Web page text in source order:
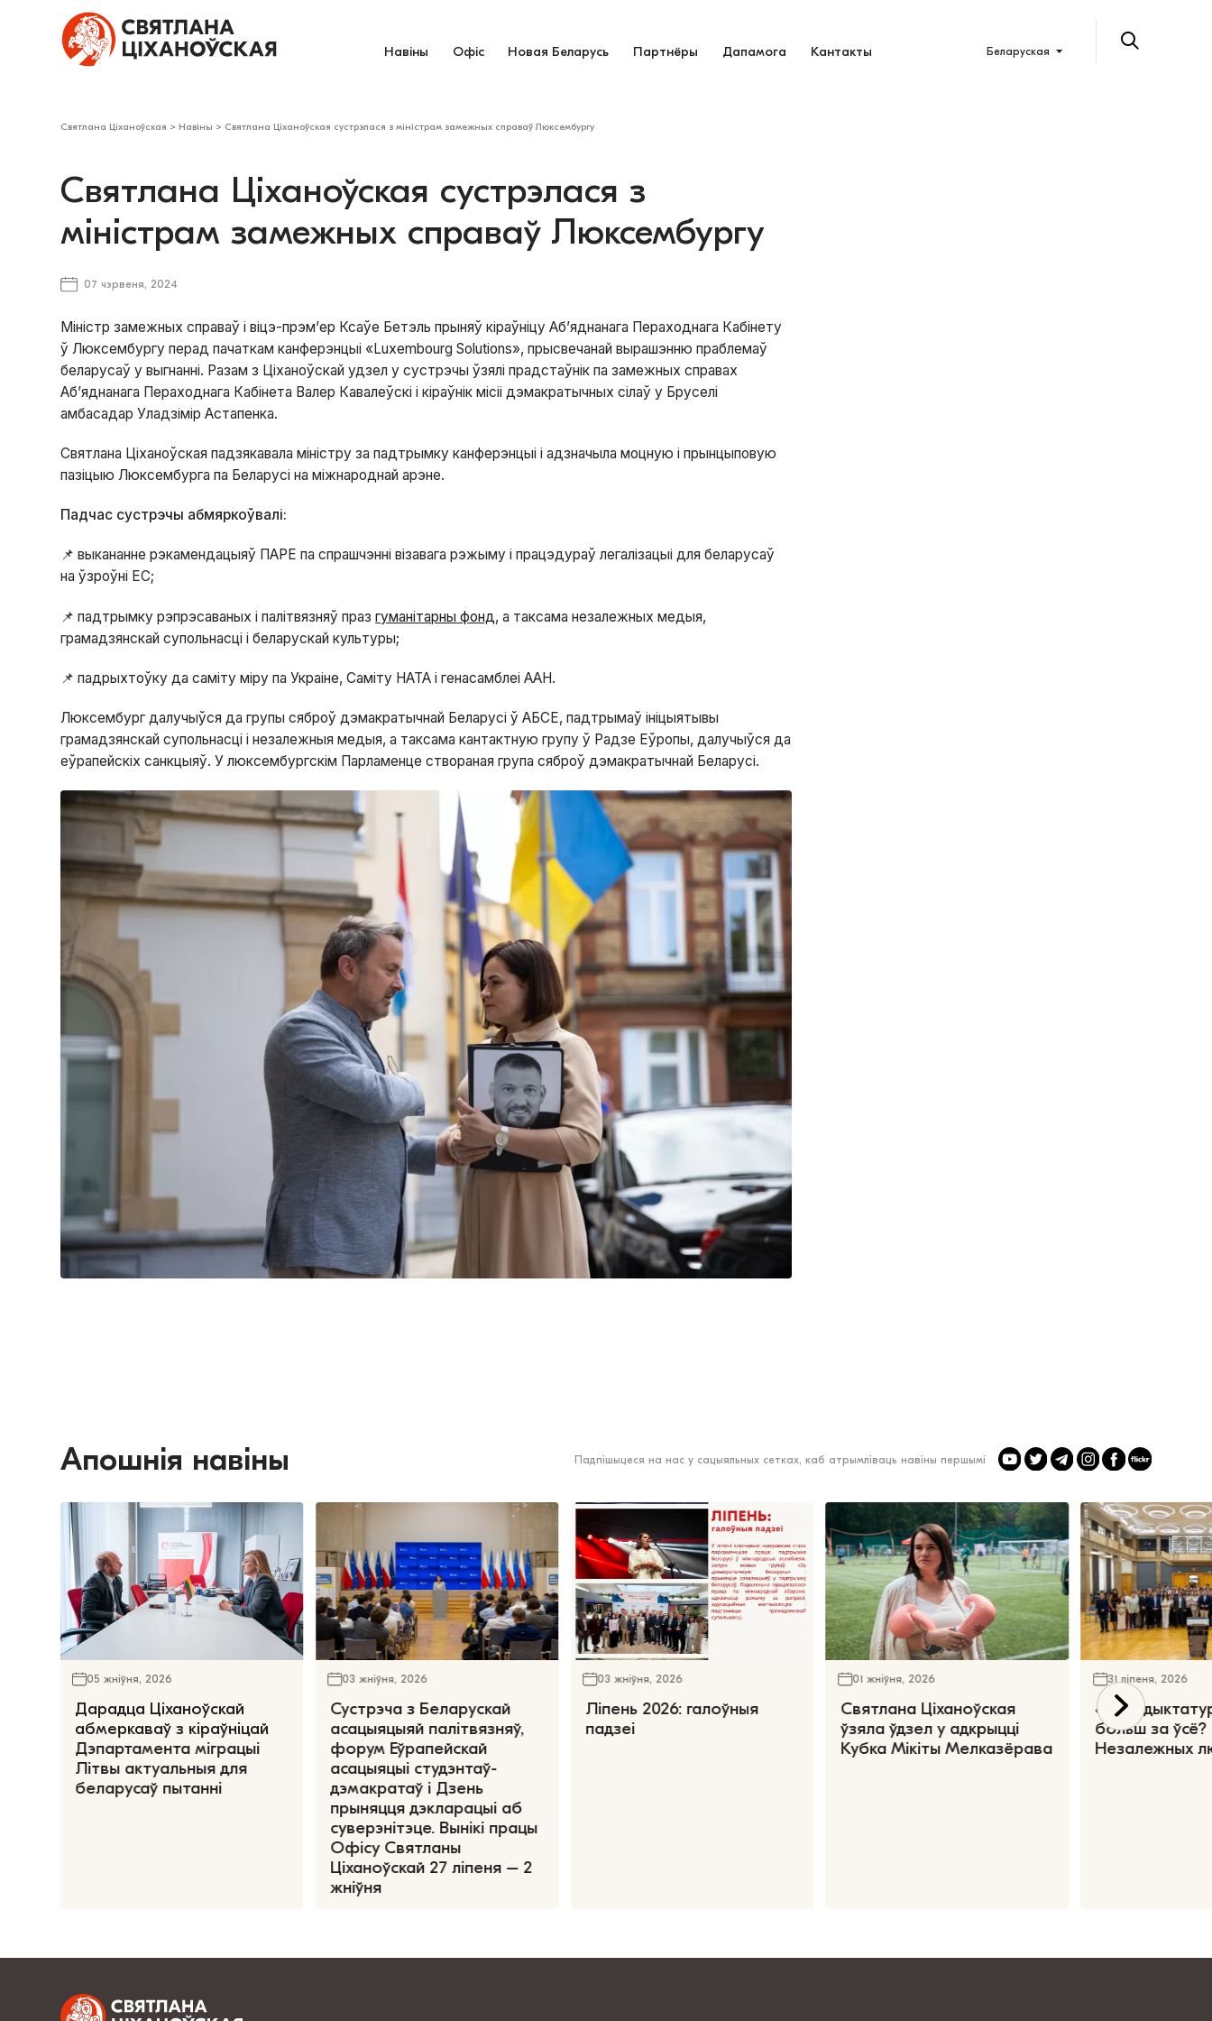
Навіны Офіс Новая Беларусь Партнёры Дапамога Кантакты Беларуская
Святлана Ціханоўская > Навіны > Святлана Ціханоўская сустрэлася з міністрам замежных справаў Люксембургу
Святлана Ціханоўская сустрэлася з
міністрам замежных справаў Люксембургу
07 чэрвеня, 2024
Міністр замежных справаў і віцэ-прэм’ер Ксаўе Бетэль прыняў кіраўніцу Аб’яднанага Пераходнага Кабінету
ў Люксембургу перад пачаткам канферэнцыі «Luxembourg Solutions», прысвечанай вырашэнню праблемаў
беларусаў у выгнанні. Разам з Ціханоўскай удзел у сустрэчы ўзялі прадстаўнік па замежных справах
Аб’яднанага Пераходнага Кабінета Валер Кавалеўскі і кіраўнік місіі дэмакратычных сілаў у Бруселі
амбасадар Уладзімір Астапенка.
Святлана Ціханоўская падзякавала міністру за падтрымку канферэнцыі і адзначыла моцную і прынцыповую
пазіцыю Люксембурга па Беларусі на міжнароднай арэне.
Падчас сустрэчы абмяркоўвалі:
📌 выкананне рэкамендацыяў ПАРЕ па спрашчэнні візавага рэжыму і працэдураў легалізацыі для беларусаў
на ўзроўні ЕС;
📌 падтрымку рэпрэсаваных і палітвязняў празгуманітарны фонд, а таксама незалежных медыя,
грамадзянскай супольнасці і беларускай культуры;
📌 падрыхтоўку да саміту міру па Украіне, Саміту НАТА і генасамблеі ААН.
Люксембург далучыўся да групы сяброў дэмакратычнай Беларусі ў АБСЕ, падтрымаў ініцыятывы
грамадзянскай супольнасці і незалежныя медыя, а таксама кантактную групу ў Радзе Еўропы, далучыўся да
еўрапейскіх санкцыяў. У люксембургскім Парламенце створаная група сяброў дэмакратычнай Беларусі.
Апошнія навіны Падпішыцеся на нас у сацыяльных сетках, каб атрымліваць навіны першымі
05 жніўня, 2026
Дарадца Ціханоўскай
абмеркаваў з кіраўніцай
Дэпартамента міграцыі
Літвы актуальныя для
беларусаў пытанні
03 жніўня, 2026
Сустрэча з Беларускай
асацыяцыяй палітвязняў,
форум Еўрапейскай
асацыяцыі студэнтаў-
дэмакратаў і Дзень
прыняцця дэкларацыі аб
суверэнітэце. Вынікі працы
Офісу Святланы
Ціханоўскай 27 ліпеня – 2
жніўня
03 жніўня, 2026
Ліпень 2026: галоўныя
падзеі
01 жніўня, 2026
Святлана Ціханоўская
ўзяла ўдзел у адкрыцці
Кубка Мікіты Мелказёрава
31 ліпеня, 2026
«Чаго
больш за ўсё?
Незалежных